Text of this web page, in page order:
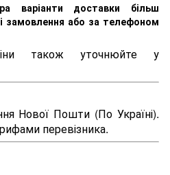
варіанти доставки більш
замовлення або за телефоном
також уточнюйте у
Нової Пошти (По Україні).
перевізника.